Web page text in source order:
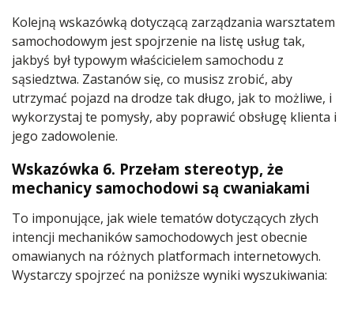
Kolejną wskazówką dotyczącą zarządzania warsztatem
samochodowym jest spojrzenie na listę usług tak,
jakbyś był typowym właścicielem samochodu z
sąsiedztwa. Zastanów się, co musisz zrobić, aby
utrzymać pojazd na drodze tak długo, jak to możliwe, i
wykorzystaj te pomysły, aby poprawić obsługę klienta i
jego zadowolenie.
Wskazówka 6. Przełam stereotyp, że
mechanicy samochodowi są cwaniakami
To imponujące, jak wiele tematów dotyczących złych
intencji mechaników samochodowych jest obecnie
omawianych na różnych platformach internetowych.
Wystarczy spojrzeć na poniższe wyniki wyszukiwania: